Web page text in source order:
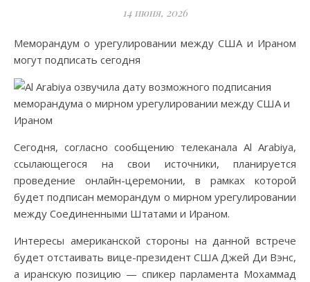
14 июня, 2026
Меморандум о урегулировании между США и Ираном
могут подписать сегодня
Сегодня, согласно сообщению телеканала Al Arabiya,
ссылающегося на свои источники, планируется
проведение онлайн-церемонии, в рамках которой
будет подписан меморандум о мирном урегулировании
между Соединенными Штатами и Ираном.
Интересы американской стороны на данной встрече
будет отстаивать вице-президент США Джей Ди Вэнс,
а иранскую позицию — спикер парламента Мохаммад